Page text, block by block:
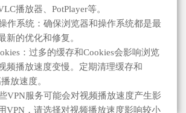
播放器、PotPlayer等。
作系统：确保浏览器和操作系统都是最
新的优化和修复。
：过多的缓存和Cookies会影响浏览
频播放速度变慢。定期清理缓存和
放速度。
VPN服务可能会对视频播放速度产生影
VPN，请选择对视频播放速度影响较小